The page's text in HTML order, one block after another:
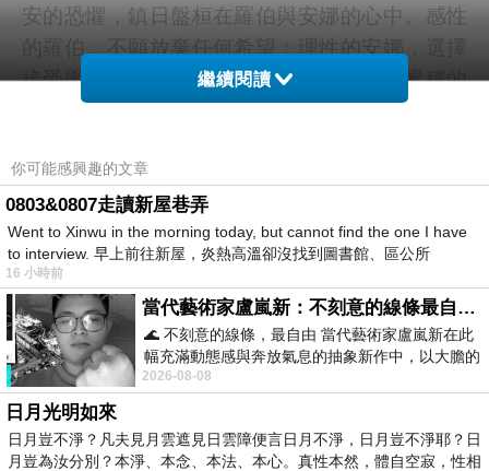
安的恐懼，鎮日盤桓在羅伯與安娜的心中。感性
的羅伯，不願放棄任何希望；理性的安娜，選擇
接受學習放下。他們用無盡的睡眠與不斷累積的
帳單，對抗傑克罹患的「星狀細胞瘤」。傑克的
呼吸聲越來越微弱，這個家也會跟著消失嗎？
生命的不可測量，為人們帶來希望，也帶來
心碎，即使是徹底破碎的心，也能夠學會再次跳
動。
心得：
本書從羅伯與安娜相遇的始末說起，之後因
愛結合，在歷經數度流產後讓夫妻倆更加契合，
這是只有他們知道的秘密，彼此相互舔舐傷口安
慰，
嘗試任何可以懷孕的機會，好不容易得到了
繼續閱讀
你可能感興趣的文章
0803&0807走讀新屋巷弄
Went to Xinwu in the morning today, but cannot find the one I have
to interview. 早上前往新屋，炎熱高溫卻沒找到圖書館、區公所
16 小時前
當代藝術家盧嵐新：不刻意的線條最自由，讓色彩流動、筆觸自己說話
🌊 不刻意的線條，最自由 當代藝術家盧嵐新在此
幅充滿動態感與奔放氣息的抽象新作中，以大膽的
藍色顏料在白色畫布上揮灑、壓印與流淌
2026-08-08
日月光明如來
日月豈不淨？凡夫見月雲遮見日雲障便言日月不淨，日月豈不淨耶？日
月豈為汝分別？本淨、本念、本法、本心。真性本然，體自空寂，性相